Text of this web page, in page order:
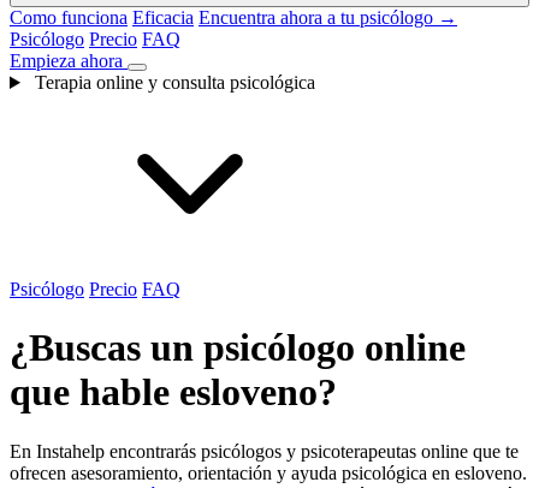
Como funciona Eficacia Encuentra ahora a tu psicólogo →
Psicólogo Precio FAQ
Empieza ahora
Terapia online y consulta psicológica
Psicólogo Precio FAQ
¿Buscas un psicólogo online
que hable esloveno?
En Instahelp encontrarás psicólogos y psicoterapeutas online que te
ofrecen asesoramiento, orientación y ayuda psicológica en esloveno.